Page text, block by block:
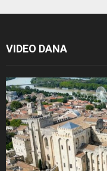
VIDEO DANA